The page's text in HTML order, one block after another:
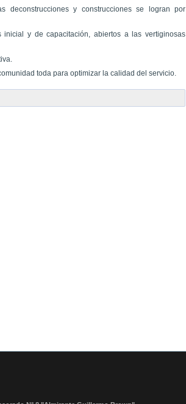
deconstrucciones y construcciones se logran por
inicial y de capacitación, abiertos a las vertiginosas
toda para optimizar la calidad del servicio.